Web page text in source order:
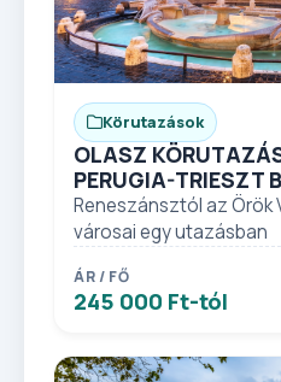
Körutazások
OLASZ
PERUGIA-TRIESZT
Reneszánsztól az Örök
városai egy utazásban
ÁR / FŐ
245 000 Ft-tól